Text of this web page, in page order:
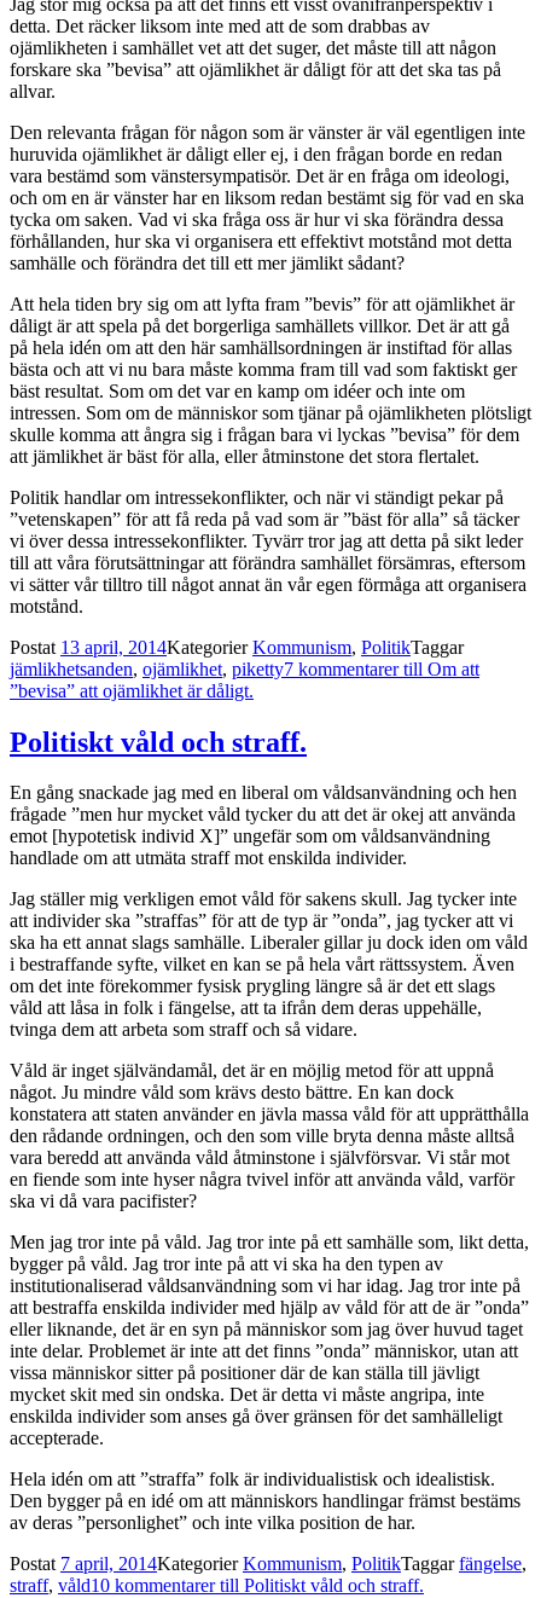
detta. Det räcker liksom inte med att de som drabbas av
ojämlikheten i samhället vet att det suger, det måste till att någon
forskare ska ”bevisa” att ojämlikhet är dåligt för att det ska tas på
allvar.
Den relevanta frågan för någon som är vänster är väl egentligen inte
huruvida ojämlikhet är dåligt eller ej, i den frågan borde en redan
vara bestämd som vänstersympatisör. Det är en fråga om ideologi,
och om en är vänster har en liksom redan bestämt sig för vad en ska
tycka om saken. Vad vi ska fråga oss är hur vi ska förändra dessa
förhållanden, hur ska vi organisera ett effektivt motstånd mot detta
samhälle och förändra det till ett mer jämlikt sådant?
Att hela tiden bry sig om att lyfta fram ”bevis” för att ojämlikhet är
dåligt är att spela på det borgerliga samhällets villkor. Det är att gå
på hela idén om att den här samhällsordningen är instiftad för allas
bästa och att vi nu bara måste komma fram till vad som faktiskt ger
bäst resultat. Som om det var en kamp om idéer och inte om
intressen. Som om de människor som tjänar på ojämlikheten plötsligt
skulle komma att ångra sig i frågan bara vi lyckas ”bevisa” för dem
att jämlikhet är bäst för alla, eller åtminstone det stora flertalet.
Politik handlar om intressekonflikter, och när vi ständigt pekar på
”vetenskapen” för att få reda på vad som är ”bäst för alla” så täcker
vi över dessa intressekonflikter. Tyvärr tror jag att detta på sikt leder
till att våra förutsättningar att förändra samhället försämras, eftersom
vi sätter vår tilltro till något annat än vår egen förmåga att organisera
motstånd.
Postat 13 april, 2014KategorierKommunism, PolitikTaggar
jämlikhetsanden, ojämlikhet, piketty7 kommentarertill Om att
”bevisa” att ojämlikhet är dåligt.
Politiskt våld och straff.
En gång snackade jag med en liberal om våldsanvändning och hen
frågade ”men hur mycket våld tycker du att det är okej att använda
emot [hypotetisk individ X]” ungefär som om våldsanvändning
handlade om att utmäta straff mot enskilda individer.
Jag ställer mig verkligen emot våld för sakens skull. Jag tycker inte
att individer ska ”straffas” för att de typ är ”onda”, jag tycker att vi
ska ha ett annat slags samhälle. Liberaler gillar ju dock iden om våld
i bestraffande syfte, vilket en kan se på hela vårt rättssystem. Även
om det inte förekommer fysisk prygling längre så är det ett slags
våld att låsa in folk i fängelse, att ta ifrån dem deras uppehälle,
tvinga dem att arbeta som straff och så vidare.
Våld är inget självändamål, det är en möjlig metod för att uppnå
något. Ju mindre våld som krävs desto bättre. En kan dock
konstatera att staten använder en jävla massa våld för att upprätthålla
den rådande ordningen, och den som ville bryta denna måste alltså
vara beredd att använda våld åtminstone i självförsvar. Vi står mot
en fiende som inte hyser några tvivel inför att använda våld, varför
ska vi då vara pacifister?
Men jag tror inte på våld. Jag tror inte på ett samhälle som, likt detta,
bygger på våld. Jag tror inte på att vi ska ha den typen av
institutionaliserad våldsanvändning som vi har idag. Jag tror inte på
att bestraffa enskilda individer med hjälp av våld för att de är ”onda”
eller liknande, det är en syn på människor som jag över huvud taget
inte delar. Problemet är inte att det finns ”onda” människor, utan att
vissa människor sitter på positioner där de kan ställa till jävligt
mycket skit med sin ondska. Det är detta vi måste angripa, inte
enskilda individer som anses gå över gränsen för det samhälleligt
accepterade.
Hela idén om att ”straffa” folk är individualistisk och idealistisk.
Den bygger på en idé om att människors handlingar främst bestäms
av deras ”personlighet” och inte vilka position de har.
Postat 7 april, 2014KategorierKommunism, PolitikTaggarfängelse,
straff, våld10 kommentarertill Politiskt våld och straff.